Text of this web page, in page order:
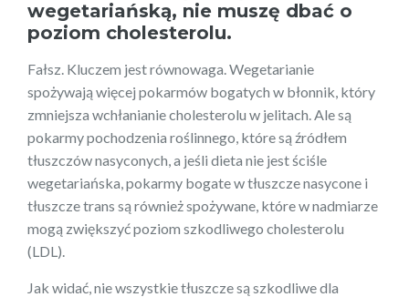
wegetariańską, nie muszę dbać o
poziom cholesterolu.
Fałsz. Kluczem jest równowaga. Wegetarianie
spożywają więcej pokarmów bogatych w błonnik, który
zmniejsza wchłanianie cholesterolu w jelitach. Ale są
pokarmy pochodzenia roślinnego, które są źródłem
tłuszczów nasyconych, a jeśli dieta nie jest ściśle
wegetariańska, pokarmy bogate w tłuszcze nasycone i
tłuszcze trans są również spożywane, które w nadmiarze
mogą zwiększyć poziom szkodliwego cholesterolu
(LDL).
Jak widać, nie wszystkie tłuszcze są szkodliwe dla